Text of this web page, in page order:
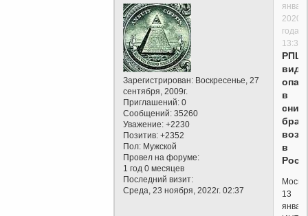
Зарегистрирован: Воскресенье, 27
сентября, 2009г.
Приглашений: 0
Сообщений: 35260
Уважение: +2230
Позитив: +2352
Пол: Мужской
Провел на форуме:
1 год 0 месяцев
Последний визит:
Среда, 23 ноября, 2022г. 02:37
2020
года,
13:36
РПЦ
в
в
13